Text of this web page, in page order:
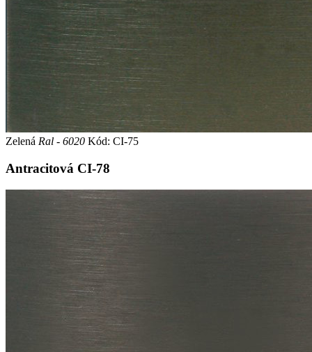
Zelená Ral - 6020 Kód: CI-75
Antracitová CI-78